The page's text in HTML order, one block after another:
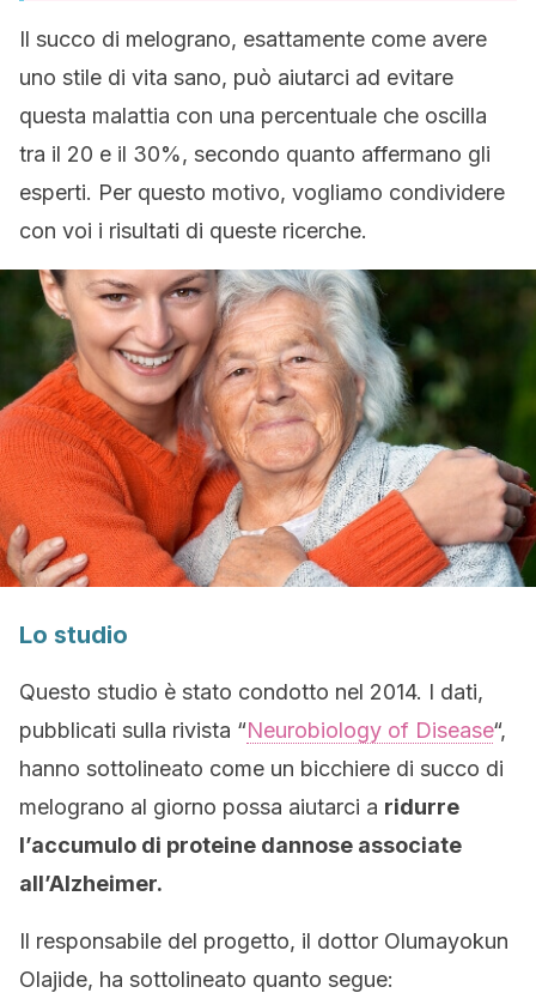
Il succo di melograno, esattamente come avere
uno stile di vita sano, può aiutarci ad evitare
questa malattia con una percentuale che oscilla
tra il 20 e il 30%, secondo quanto affermano gli
esperti. Per questo motivo, vogliamo condividere
con voi i risultati di queste ricerche.
Lo studio
Questo studio è stato condotto nel 2014. I dati,
pubblicati sulla rivista “Neurobiology of Disease“,
hanno sottolineato come un bicchiere di succo di
melograno al giorno possa aiutarci a ridurre
l’accumulo di proteine dannose associate
all’Alzheimer.
Il responsabile del progetto, il dottor Olumayokun
Olajide, ha sottolineato quanto segue: